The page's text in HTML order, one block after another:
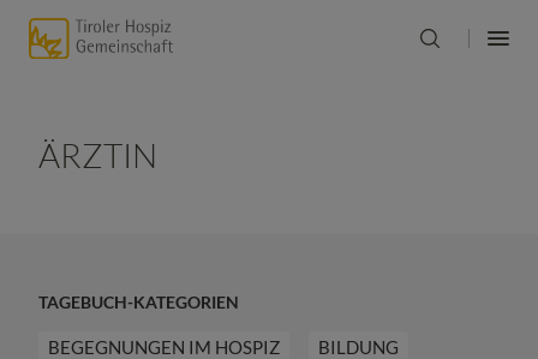
ÄRZTIN
TAGEBUCH-KATEGORIEN
BEGEGNUNGEN IM HOSPIZ
BILDUNG